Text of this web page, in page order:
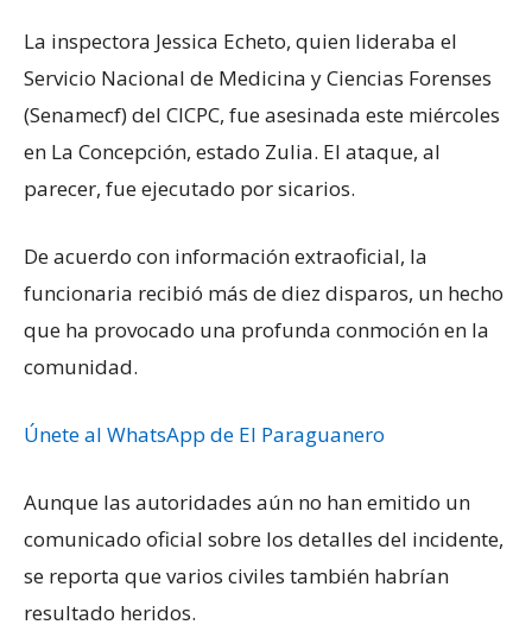
La inspectora Jessica Echeto, quien lideraba el
Servicio Nacional de Medicina y Ciencias Forenses
(Senamecf) del CICPC, fue asesinada este miércoles
en La Concepción, estado Zulia. El ataque, al
parecer, fue ejecutado por sicarios.
De acuerdo con información extraoficial, la
funcionaria recibió más de diez disparos, un hecho
que ha provocado una profunda conmoción en la
comunidad.
Únete al WhatsApp de El Paraguanero
Aunque las autoridades aún no han emitido un
comunicado oficial sobre los detalles del incidente,
se reporta que varios civiles también habrían
resultado heridos.